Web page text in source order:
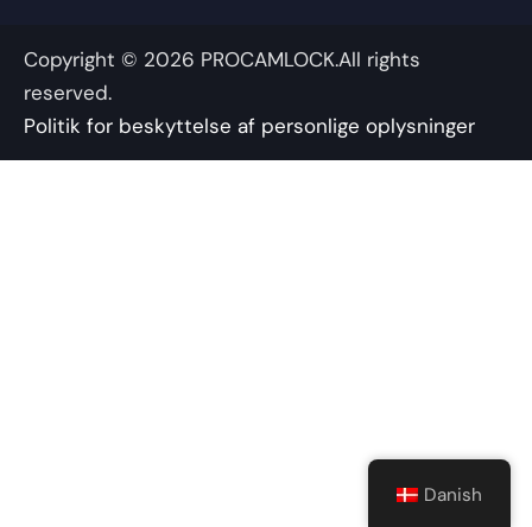
f
i
Copyright © 2026 PROCAMLOCK.All rights
reserved.
Politik for beskyttelse af personlige oplysninger
Danish